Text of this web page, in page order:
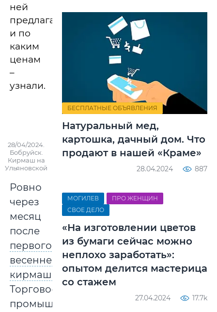
ней
предлагают
и по
каким
ценам
–
узнали.
28/04/2024.
Бобруйск.
Кирмаш на
Ульяновской
Ровно
через
месяц
после
первого
весеннего
кирмаша
Торгово-
промышленная
БЕСПЛАТНЫЕ ОБЪЯВЛЕНИЯ
Натуральный мед,
картошка, дачный дом. Что
продают в нашей «Краме»
28.04.2024 887
МОГИЛЕВ
ПРО ЖЕНЩИН
СВОЕ ДЕЛО
«На изготовлении цветов
из бумаги сейчас можно
неплохо заработать»:
опытом делится мастерица
со стажем
27.04.2024 17.7k